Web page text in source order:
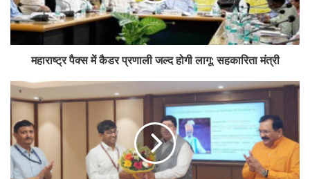
महाराष्ट्र पैक्स में कैडर प्रणाली जल्द होगी लागू: सहकारिता मंत्री